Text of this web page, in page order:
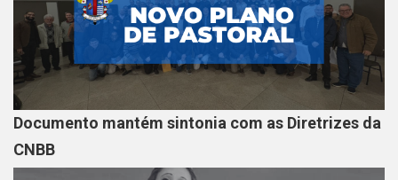
Documento mantém sintonia com as Diretrizes da
CNBB